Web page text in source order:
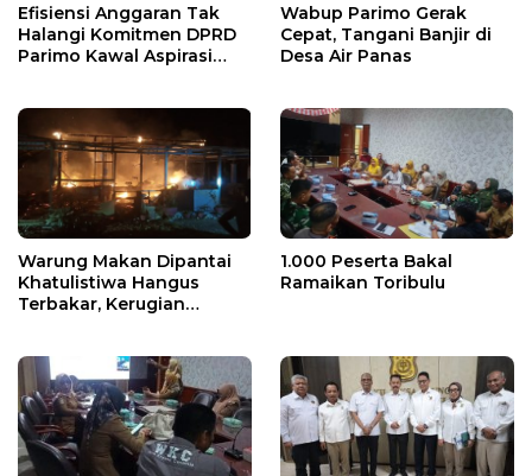
Efisiensi Anggaran Tak
Halangi Komitmen DPRD
Parimo Kawal Aspirasi
Wabup Parimo Gerak
Cepat, Tangani Banjir di
Desa Air Panas
Warung Makan Dipantai
Khatulistiwa Hangus
Terbakar, Kerugian
1.000 Peserta Bakal
Ramaikan Toribulu